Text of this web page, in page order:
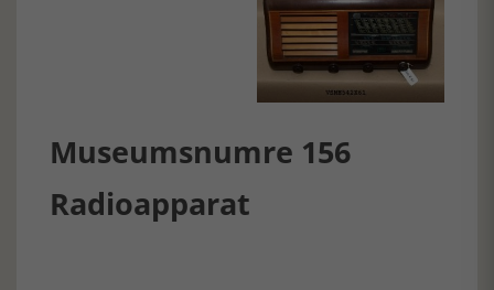
Museumsnumre 156
Radioapparat